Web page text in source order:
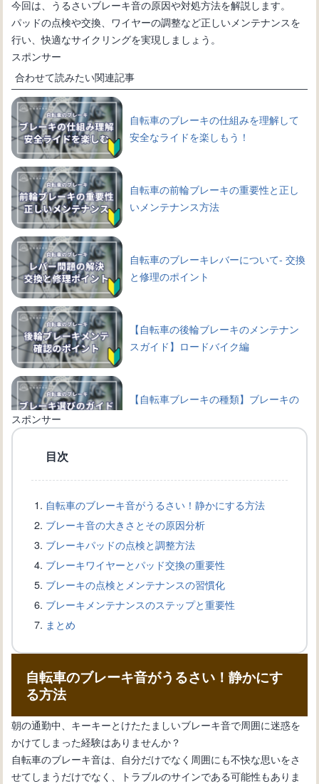
今回は、うるさいブレーキ音の原因や対処方法を解説します。
パッドの点検や交換、ワイヤーの調整など正しいメンテナンスを
行い、快適なサイクリングを実現しましょう。
スポンサー
合わせて読みたい関連記事
自転車のブレーキの仕組みを理解して
安全なライドを楽しもう！
自転車の前輪ブレーキの重要性と正し
いメンテナンス方法
自転車のブレーキレバーについて- 交換
と修理のポイント
【自転車の後輪ブレーキのメンテナン
スガイド】ロードバイク編
【自転車ブレーキの種類】ブレーキの
の修理とメンテナンスガイド
自転車のブレーキが効かない！ブレー
キの効きを向上させる方法
【自転車ブレーキトラブル解消ガイ
自転車のディスクブレーキの使い方と
【自転車のブレーキ音問題】解消方法
について
スポンサー
目次
自転車のブレーキ音がうるさい！静かにする方法
ブレーキ音の大きさとその原因分析
ブレーキパッドの点検と調整方法
ブレーキワイヤーとパッド交換の重要性
ブレーキの点検とメンテナンスの習慣化
ブレーキメンテナンスのステップと重要性
まとめ
自転車のブレーキ音がうるさい！静かにす
る方法
朝の通勤中、キーキーとけたたましいブレーキ音で周囲に迷惑を
かけてしまった経験はありませんか？
自転車のブレーキ音は、自分だけでなく周囲にも不快な思いをさ
せてしまうだけでなく、トラブルのサインである可能性もありま